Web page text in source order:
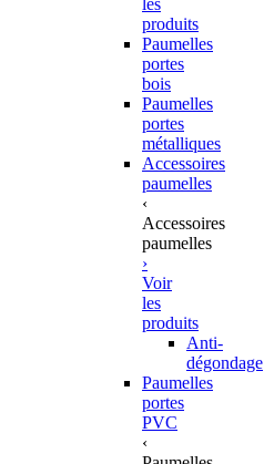
produits
Paumelles
portes
bois
Paumelles
portes
métalliques
Accessoires
paumelles
‹
Accessoires
paumelles
›
Voir
les
produits
Anti-
dégondage
Paumelles
portes
PVC
‹